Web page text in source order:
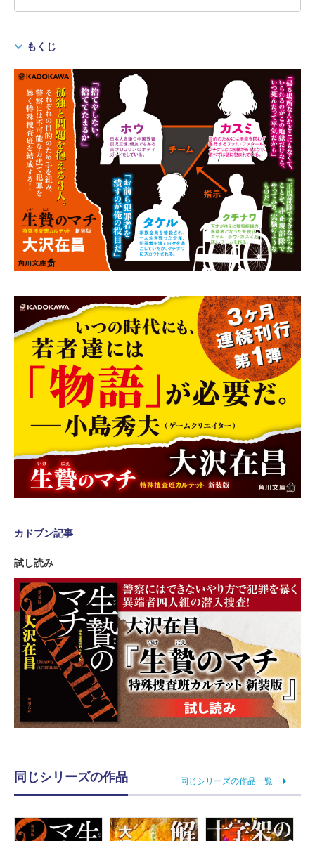
もくじ
カドブン記事
試し読み
同じシリーズの作品 同じシリーズの作品一覧